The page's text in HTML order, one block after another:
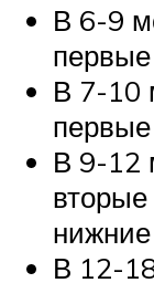
В 6-9
В 7-10
В 9-12
В 12-